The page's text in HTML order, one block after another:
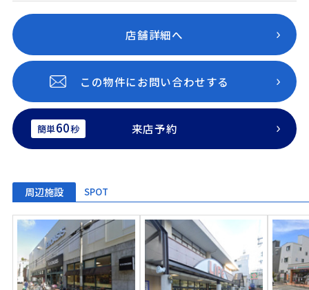
店舗詳細へ
この物件にお問い合わせする
簡単60秒 来店予約
周辺施設 SPOT